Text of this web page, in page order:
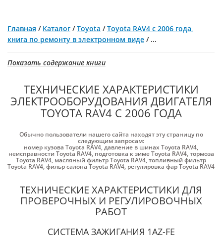
Главная / Каталог /Toyota /Toyota RAV4 с 2006 года,
книга по ремонту в электронном виде / ...
Показать содержание книги
ТЕХНИЧЕСКИЕ ХАРАКТЕРИСТИКИ
ЭЛЕКТРООБОРУДОВАНИЯ ДВИГАТЕЛЯ
TOYOTA RAV4 С 2006 ГОДА
Обычно пользователи нашего сайта находят эту страницу по
следующим запросам:
номер кузова Toyota RAV4,давление в шинах Toyota RAV4,
неисправности Toyota RAV4, подготовка к зиме Toyota RAV4,тормоза
Toyota RAV4, масляный фильтр Toyota RAV4,топливный фильтр
Toyota RAV4,фильр салона Toyota RAV4, регулировка фар Toyota RAV4
ТЕХНИЧЕСКИЕ ХАРАКТЕРИСТИКИ ДЛЯ
ПРОВЕРОЧНЫХ И РЕГУЛИРОВОЧНЫХ
РАБОТ
СИСТЕМА ЗАЖИГАНИЯ 1AZ-FE